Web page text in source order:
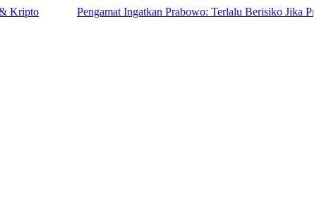
Pengamat Ingatkan Prabowo: Terlalu Berisiko Jika Prabowo